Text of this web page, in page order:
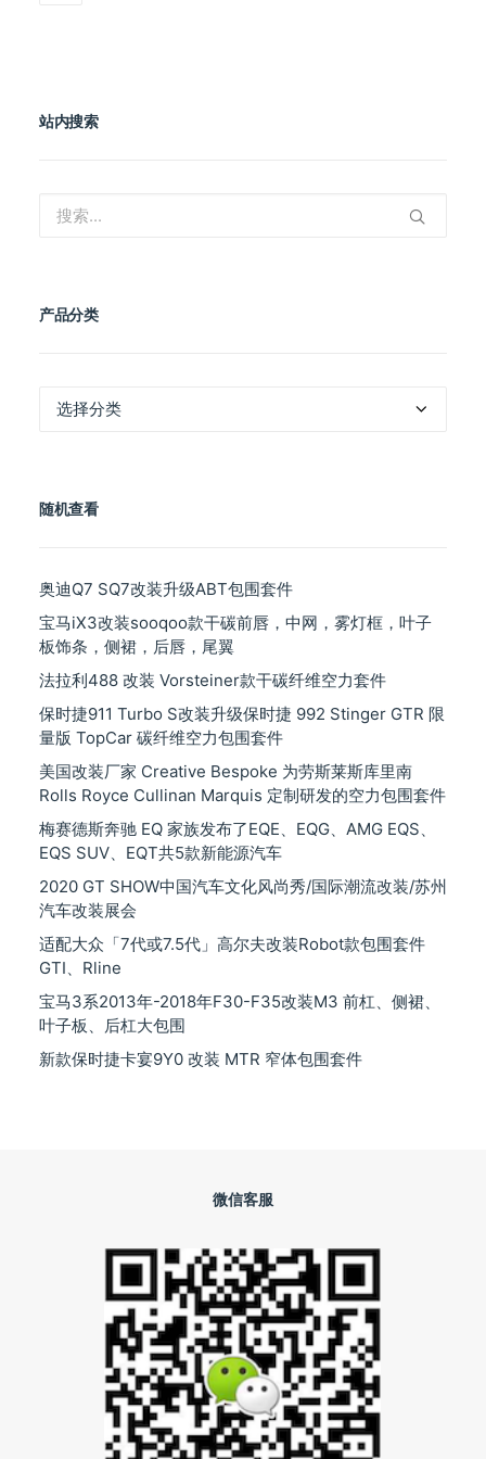
站内搜索
产品分类
随机查看
奥迪Q7 SQ7改装升级ABT包围套件
宝马iX3改装sooqoo款干碳前唇，中网，雾灯框，叶子
板饰条，侧裙，后唇，尾翼
法拉利488 改装 Vorsteiner款干碳纤维空力套件
保时捷911 Turbo S改装升级保时捷 992 Stinger GTR 限
量版 TopCar 碳纤维空力包围套件
美国改装厂家 Creative Bespoke 为劳斯莱斯库里南
Rolls Royce Cullinan Marquis 定制研发的空力包围套件
梅赛德斯奔驰 EQ 家族发布了EQE、EQG、AMG EQS、
EQS SUV、EQT共5款新能源汽车
2020 GT SHOW中国汽车文化风尚秀/国际潮流改装/苏州
汽车改装展会
适配大众「7代或7.5代」高尔夫改装Robot款包围套件
GTI、Rline
宝马3系2013年-2018年F30-F35改装M3 前杠、侧裙、
叶子板、后杠大包围
新款保时捷卡宴9Y0 改装 MTR 窄体包围套件
微信客服